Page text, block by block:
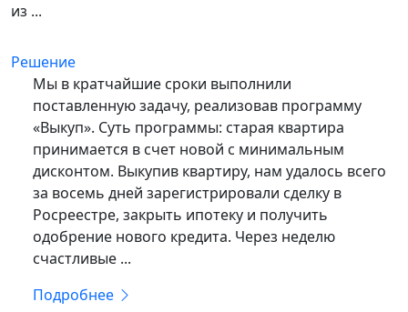
из ...
Решение
Мы в кратчайшие сроки выполнили
поставленную задачу, реализовав программу
«Выкуп». Суть программы: старая квартира
принимается в счет новой с минимальным
дисконтом. Выкупив квартиру, нам удалось всего
за восемь дней зарегистрировали сделку в
Росреестре, закрыть ипотеку и получить
одобрение нового кредита. Через неделю
счастливые ...
Подробнее